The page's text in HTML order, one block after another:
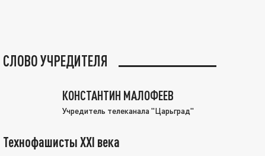
СЛОВО УЧРЕДИТЕЛЯ
КОНСТАНТИН МАЛОФЕЕВ
Учредитель телеканала "Царьград"
Технофашисты XXI века